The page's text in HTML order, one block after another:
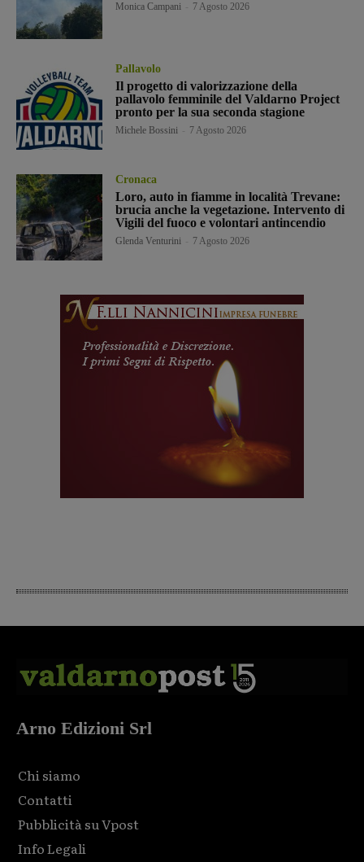
Monica Campani 7 Agosto 2026
Pallavolo
Il progetto di valorizzazione della
pallavolo femminile del Valdarno Project
pronto per la sua seconda stagione
Michele Bossini 7 Agosto 2026
Cronaca
Loro, auto in fiamme in località Trevane:
brucia anche la vegetazione. Intervento di
Vigili del fuoco e volontari antincendio
Glenda Venturini 7 Agosto 2026
Arno Edizioni Srl
Chi siamo
Contatti
Pubblicità su Vpost
Info Legali